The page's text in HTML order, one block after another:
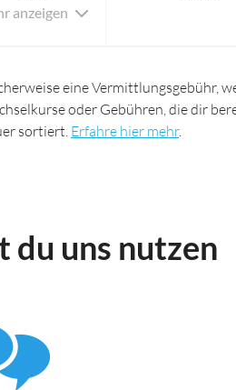
anzeigen
eine Vermittlungsgebühr,
oder Gebühren, die dir
sortiert. Erfahre hier mehr.
uns nutzen